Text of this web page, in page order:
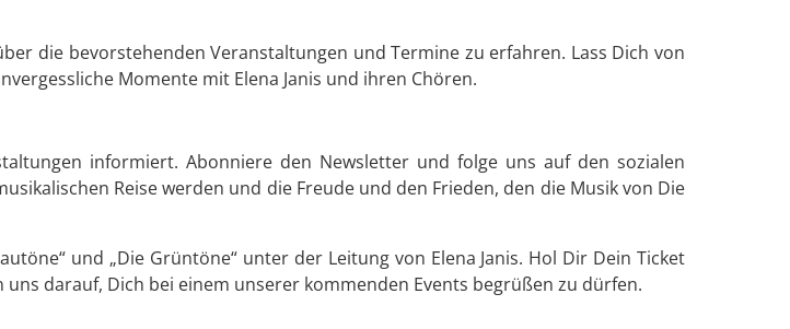
die bevorstehenden Veranstaltungen und Termine zu erfahren. Lass Dich von
Momente mit Elena Janis und ihren Chören.
informiert. Abonniere den Newsletter und folge uns auf den sozialen
Reise werden und die Freude und den Frieden, den die Musik von Die
und „Die Grüntöne“ unter der Leitung von Elena Janis. Hol Dir Dein Ticket
darauf, Dich bei einem unserer kommenden Events begrüßen zu dürfen.